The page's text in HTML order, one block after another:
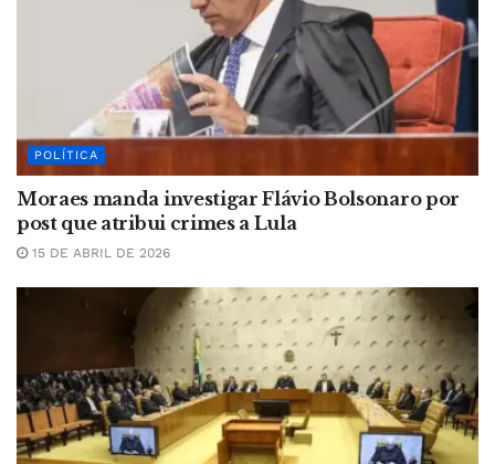
POLÍTICA
Moraes manda investigar Flávio Bolsonaro por
post que atribui crimes a Lula
15 DE ABRIL DE 2026